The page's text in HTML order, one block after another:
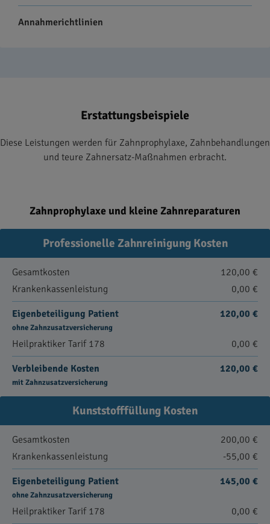
Annahmerichtlinien
Erstattungsbeispiele
Diese Leistungen werden für Zahnprophylaxe, Zahnbehandlungen
und teure Zahnersatz-Maßnahmen erbracht.
Zahnprophylaxe und kleine Zahnreparaturen
Professionelle Zahnreinigung Kosten
Gesamtkosten
120,00 €
Krankenkassenleistung
0,00 €
Eigenbeteiligung Patient
ohne Zahnzusatzversicherung
120,00 €
Heilpraktiker Tarif 178 0,00 €
Verbleibende Kosten
mit Zahnzusatzversicherung
120,00 €
Kunststofffüllung Kosten
Gesamtkosten
200,00 €
Krankenkassenleistung
-55,00 €
Eigenbeteiligung Patient
ohne Zahnzusatzversicherung
145,00 €
Heilpraktiker Tarif 178 0,00 €